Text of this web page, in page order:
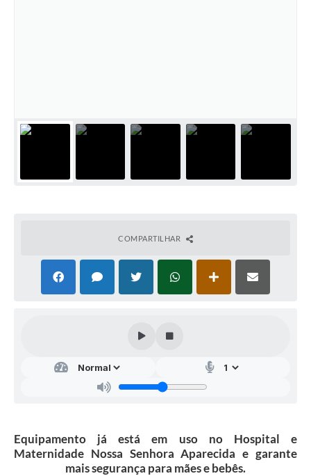
COMPARTILHAR
Equipamento já está em uso no Hospital e
Maternidade Nossa Senhora Aparecida e garante
mais segurança para mães e bebês.